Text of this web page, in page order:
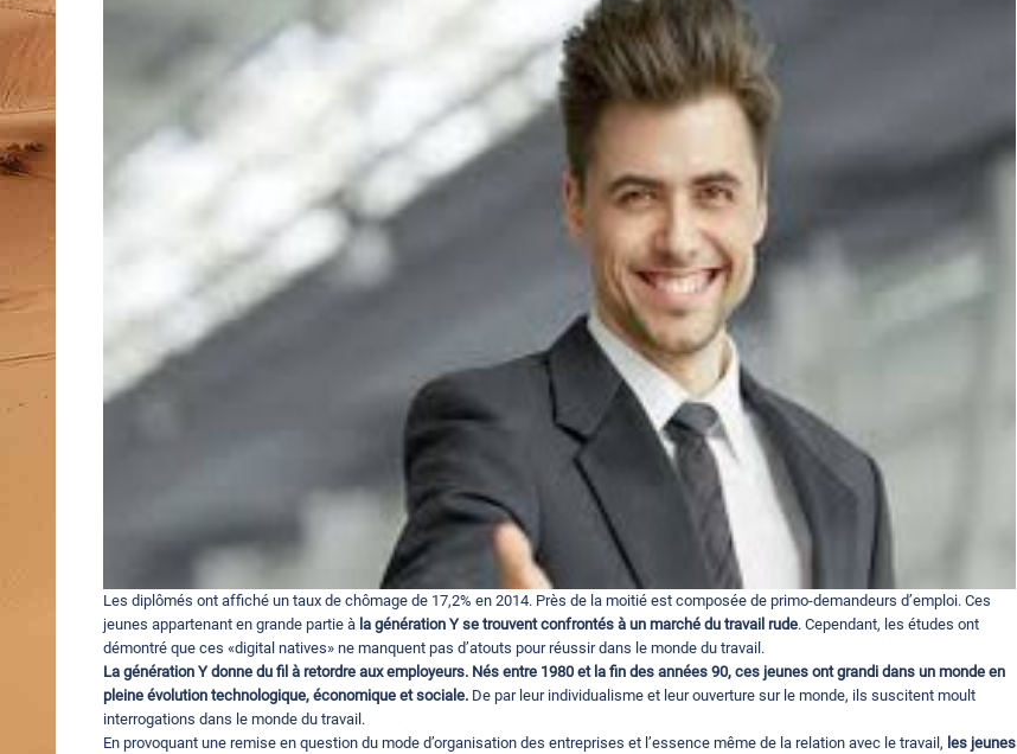
Les diplômés ont affiché un taux de chômage de 17,2% en 2014. Près de la moitié est composée de primo-demandeurs d’emploi. Ces
jeunes appartenant en grande partie à la génération Y se trouvent confrontés à un marché du travail rude. Cependant, les études ont
démontré que ces «digital natives» ne manquent pas d’atouts pour réussir dans le monde du travail.
La génération Y donne du fil à retordre aux employeurs. Nés entre 1980 et la fin des années 90, ces jeunes ont grandi dans un monde en
pleine évolution technologique, économique et sociale. De par leur individualisme et leur ouverture sur le monde, ils suscitent moult
interrogations dans le monde du travail.
En provoquant une remise en question du mode d’organisation des entreprises et l’essence même de la relation avec le travail, les jeunes